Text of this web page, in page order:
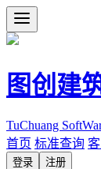
图创建
TuChuang
首页 标准查询
登录
注册